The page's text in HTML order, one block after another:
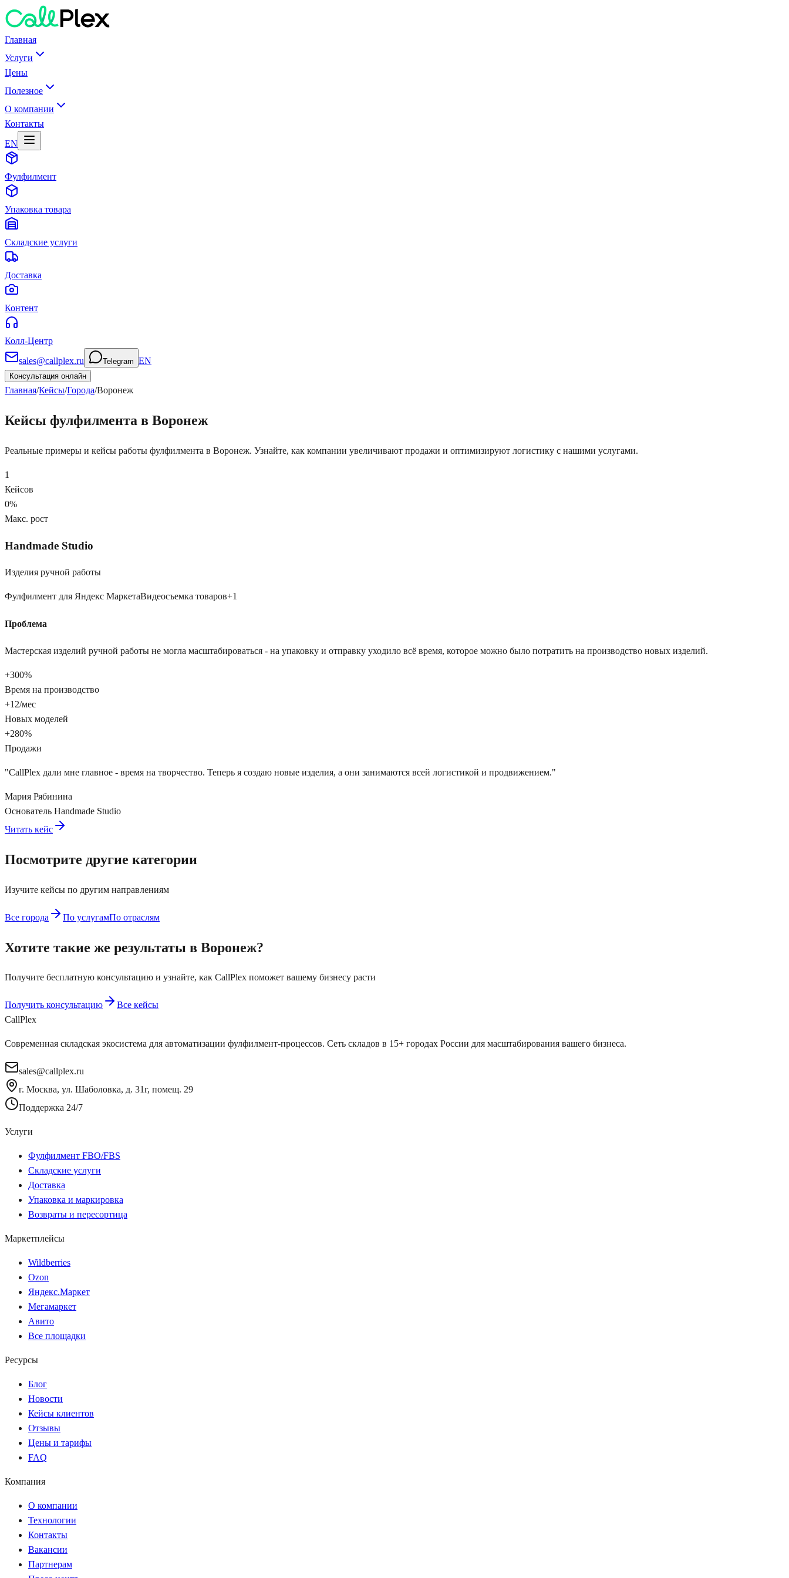
Главная
Услуги
Цены
Полезное
О компании
Контакты
EN
Фулфилмент
Упаковка товара
Складские услуги
Доставка
Контент
Колл-Центр
sales@callplex.ru
Telegram EN
Консультация онлайн
Главная/Кейсы/Города/Воронеж
Кейсы фулфилмента в Воронеж
Реальные примеры и кейсы работы фулфилмента в Воронеж. Узнайте, как компании увеличивают продажи и оптимизируют логистику с нашими услугами.
1
Кейсов
0%
Макс. рост
Handmade Studio
Изделия ручной работы
Фулфилмент для Яндекс МаркетаВидеосъемка товаров+1
Проблема
Мастерская изделий ручной работы не могла масштабироваться - на упаковку и отправку уходило всё время, которое можно было потратить на производство новых изделий.
+300%
Время на производство
+12/мес
Новых моделей
+280%
Продажи
"CallPlex дали мне главное - время на творчество. Теперь я создаю новые изделия, а они занимаются всей логистикой и продвижением."
Мария Рябинина
Основатель Handmade Studio
Читать кейс
Посмотрите другие категории
Изучите кейсы по другим направлениям
Все города По услугамПо отраслям
Хотите такие же результаты в Воронеж?
Получите бесплатную консультацию и узнайте, как CallPlex поможет вашему бизнесу расти
Получить консультацию
Все кейсы
CallPlex
Современная складская экосистема для автоматизации фулфилмент-процессов. Сеть складов в 15+ городах России для масштабирования вашего бизнеса.
sales@callplex.ru
г. Москва, ул. Шаболовка, д. 31г, помещ. 29
Поддержка 24/7
Услуги
Фулфилмент FBO/FBS
Складские услуги
Доставка
Упаковка и маркировка
Возвраты и пересортица
Маркетплейсы
Wildberries
Ozon
Яндекс.Маркет
Мегамаркет
Авито
Все площадки
Ресурсы
Блог
Новости
Кейсы клиентов
Отзывы
Цены и тарифы
FAQ
Компания
О компании
Технологии
Контакты
Вакансии
Партнерам